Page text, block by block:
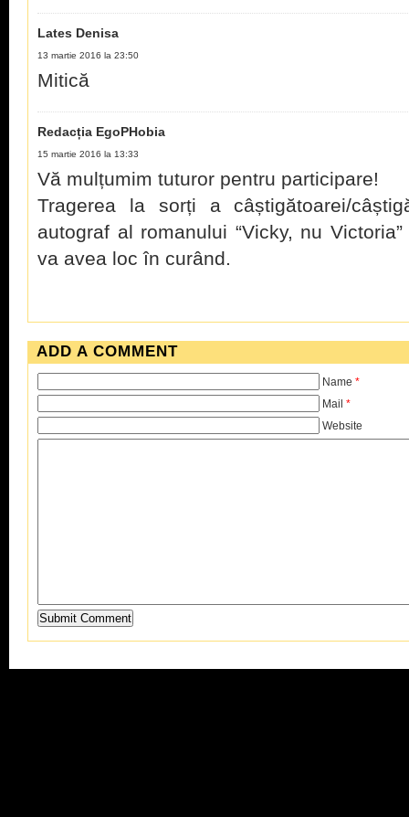
Lates Denisa
13 martie 2016 la 23:50
Mitică
Redacția EgoPHobia
15 martie 2016 la 13:33
Vă mulțumim tuturor pentru participare!
Tragerea la sorți a câștigătoarei/
autograf al romanului “Vicky, nu
va avea loc în curând.
ADD A COMMENT
Name *
Mail *
Website
Submit Comment